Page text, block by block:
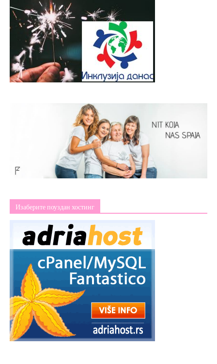
Изаберите поуздан хостинг